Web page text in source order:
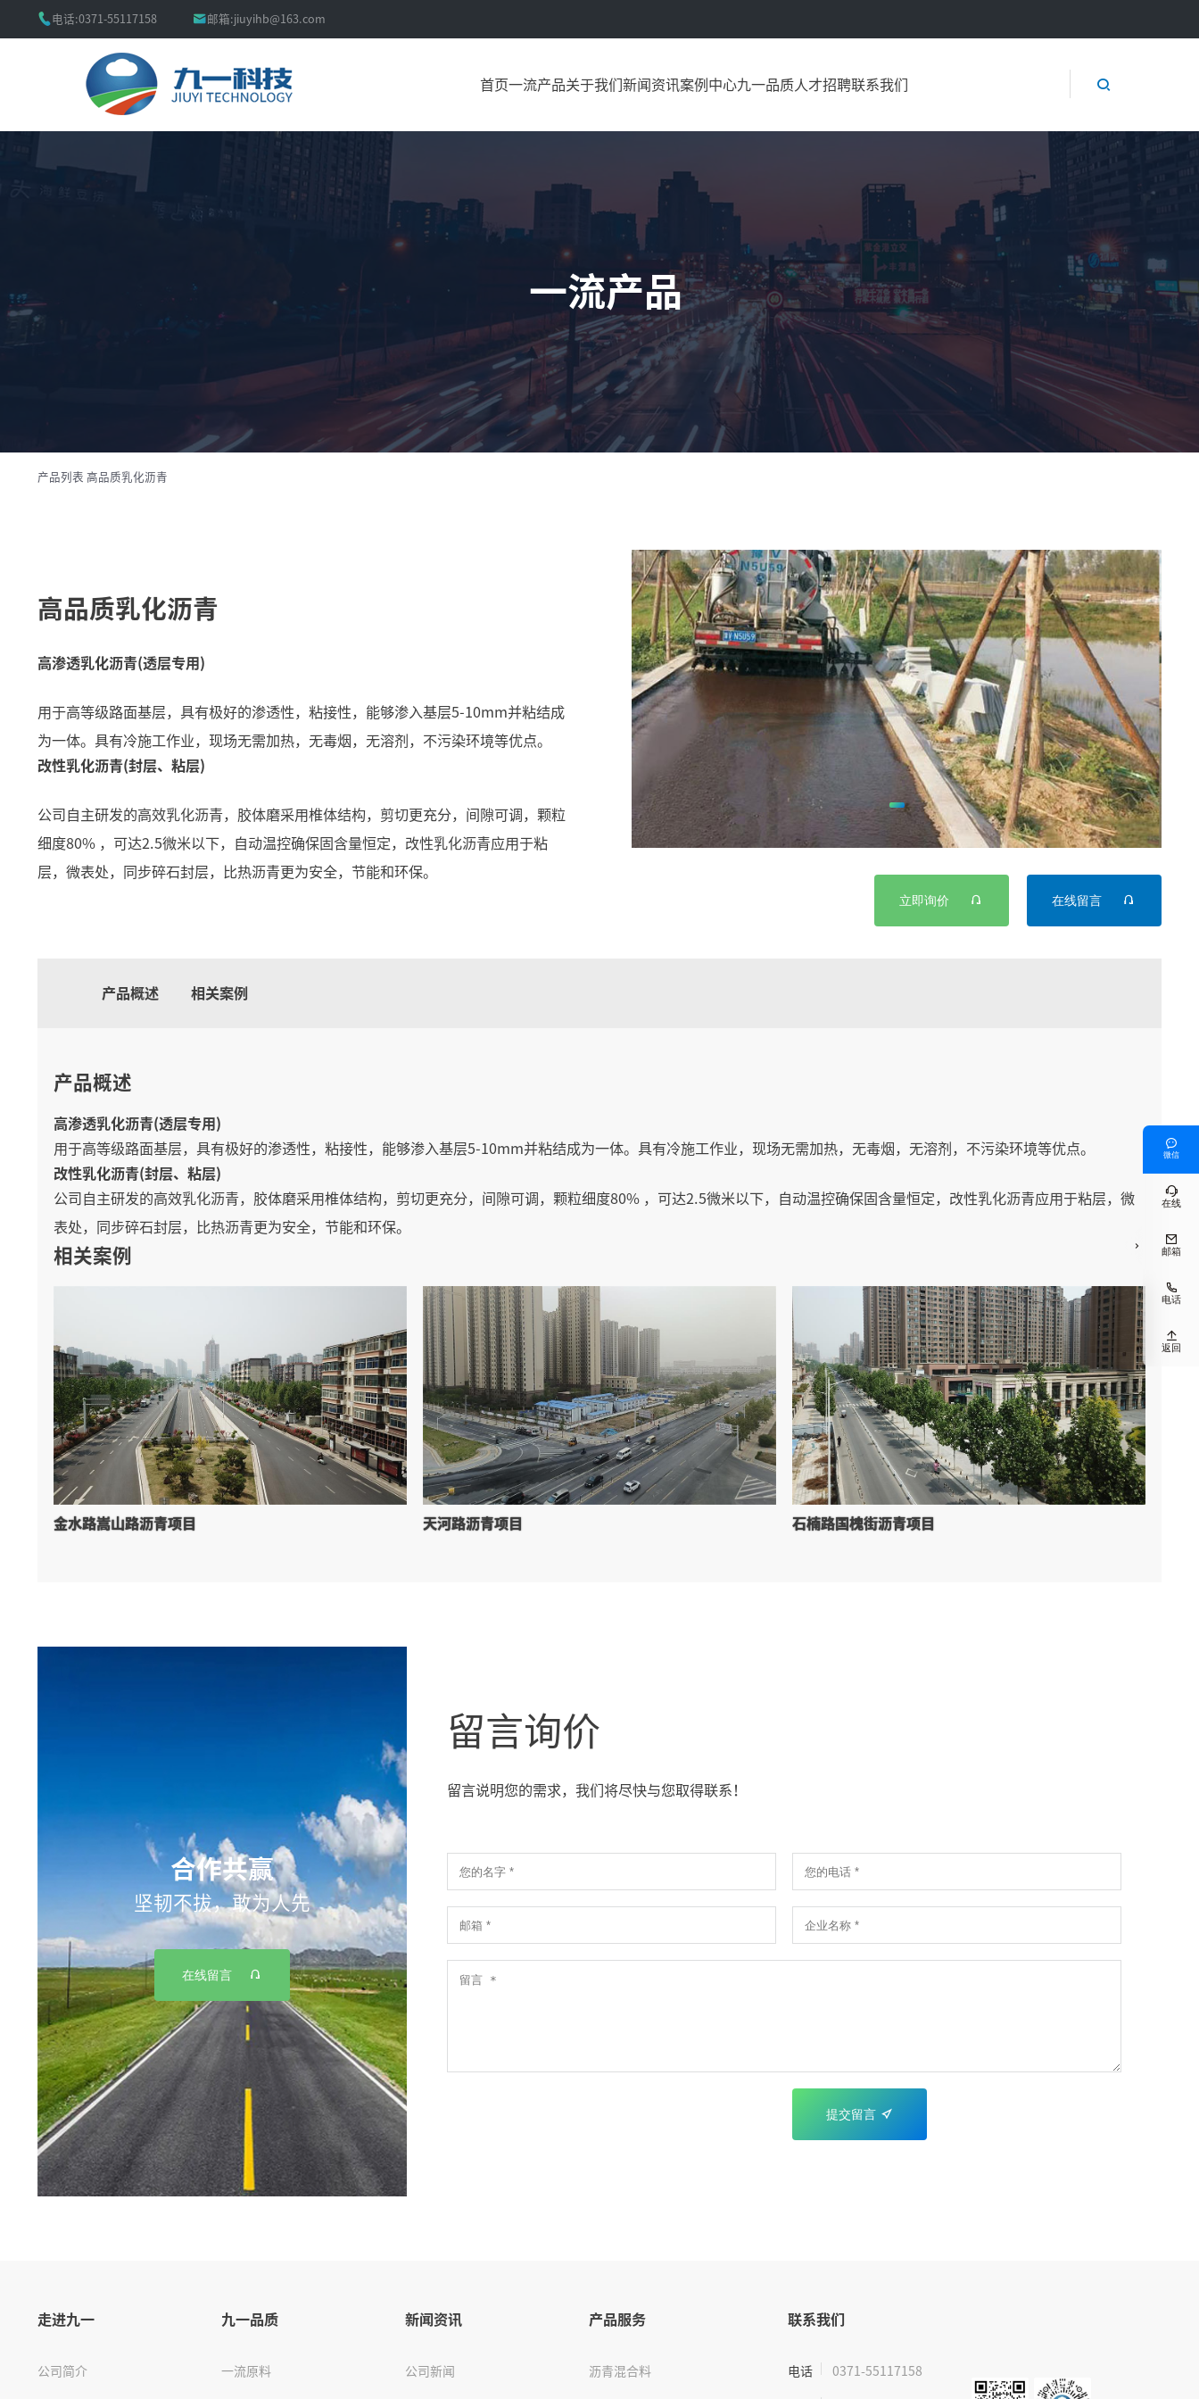
 电话:0371-55117158 邮箱:jiuyihb@163.com
首页一流产品关于我们 新闻资讯案例中心九一品质 人才招聘联系我们 
一流产品
产品列表 高品质乳化沥青
高品质乳化沥青
高渗透乳化沥青(透层专用)
用于高等级路面基层，具有极好的渗透性，粘接性，能够渗入基层5-10mm并粘结成
为一体。具有冷施工作业，现场无需加热，无毒烟，无溶剂，不污染环境等优点。
改性乳化沥青(封层、粘层)
公司自主研发的高效乳化沥青，胶体磨采用椎体结构，剪切更充分，间隙可调，颗粒
细度80% ，可达2.5微米以下，自动温控确保固含量恒定，改性乳化沥青应用于粘
层，微表处，同步碎石封层，比热沥青更为安全，节能和环保。
立即询价  在线留言 
产品概述 相关案例
产品概述
高渗透乳化沥青(透层专用)
用于高等级路面基层，具有极好的渗透性，粘接性，能够渗入基层5-10mm并粘结成为一体。具有冷施工作业，现场无需加热，无毒烟，无溶剂，不污染环境等优点。
改性乳化沥青(封层、粘层)
公司自主研发的高效乳化沥青，胶体磨采用椎体结构，剪切更充分，间隙可调，颗粒细度80% ，可达2.5微米以下，自动温控确保固含量恒定，改性乳化沥青应用于粘层，微
表处，同步碎石封层，比热沥青更为安全，节能和环保。
相关案例
金水路嵩山路沥青项目 天河路沥青项目 石楠路国槐街沥青项目
合作共赢
坚韧不拔，敢为人先
在线留言 
留言询价
留言说明您的需求，我们将尽快与您取得联系！
提交留言 
走进九一
公司简介
九一品质
一流原料
新闻资讯
公司新闻
产品服务
沥青混合料
联系我们
电话 0371-55117158

微信

在线

邮箱

电话

返回
